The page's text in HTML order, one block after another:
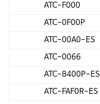
ATC-F000
ATC-0F00P
ATC-00A0-ES
ATC-0066
ATC-8400P-ES
ATC-FAF0R-ES